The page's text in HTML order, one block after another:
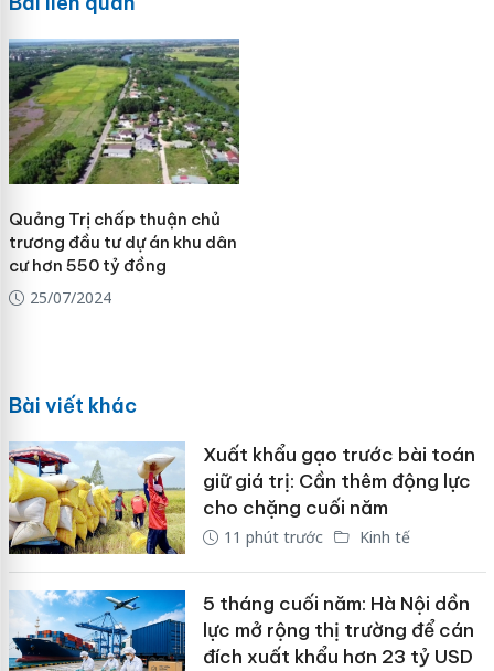
Quảng Trị chấp thuận chủ
trương đầu tư dự án khu dân
cư hơn 550 tỷ đồng
25/07/2024
Bài viết khác
Xuất khẩu gạo trước bài toán
giữ giá trị: Cần thêm động lực
cho chặng cuối năm
11 phút trước Kinh tế
5 tháng cuối năm: Hà Nội dồn
lực mở rộng thị trường để cán
đích xuất khẩu hơn 23 tỷ USD